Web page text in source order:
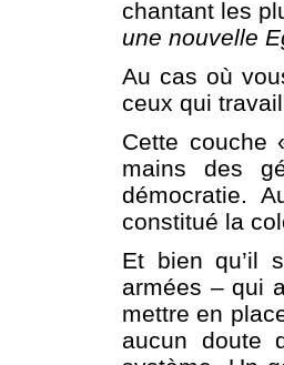
chantant les
une nouvelle
Au cas où
ceux qui
Cette couche
mains des
démocratie.
constitué la
Et bien qu’il
armées – qui
mettre en
aucun doute